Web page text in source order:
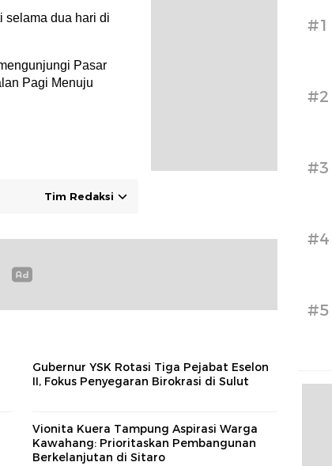
selama dua hari di
Pasar
Pagi Menuju
Tim Redaksi
Gubernur YSK Rotasi Tiga Pejabat Eselon
II, Fokus Penyegaran Birokrasi di Sulut
Vionita Kuera Tampung Aspirasi Warga
Kawahang: Prioritaskan Pembangunan
Berkelanjutan di Sitaro
#1
#2
#3
#4
#5